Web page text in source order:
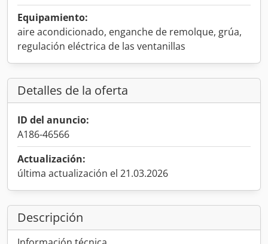
Equipamiento:
aire acondicionado, enganche de remolque, grúa,
regulación eléctrica de las ventanillas
Detalles de la oferta
ID del anuncio:
A186-46566
Actualización:
última actualización el 21.03.2026
Descripción